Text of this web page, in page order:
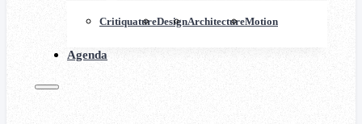
CritiquatureDesignArchitectureMotion
Agenda